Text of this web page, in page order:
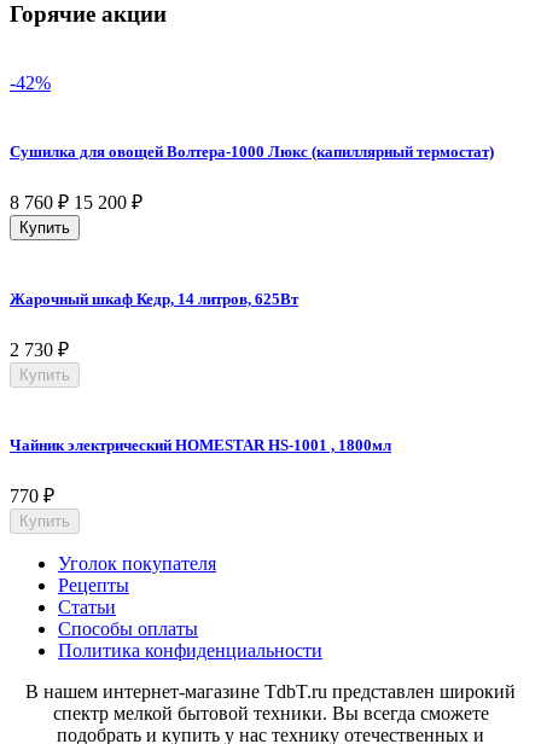
Горячие акции
-42%
Сушилка для овощей Волтера-1000 Люкс (капиллярный термостат)
8 760 ₽ 15 200 ₽
Купить
Жарочный шкаф Кедр, 14 литров, 625Вт
2 730 ₽
Купить
Чайник электрический HOMESTAR HS-1001 , 1800мл
770 ₽
Купить
Уголок покупателя
Рецепты
Статьи
Способы оплаты
Политика конфиденциальности
В нашем интернет-магазине TdbT.ru представлен широкий
спектр мелкой бытовой техники. Вы всегда сможете
подобрать и купить у нас технику отечественных и